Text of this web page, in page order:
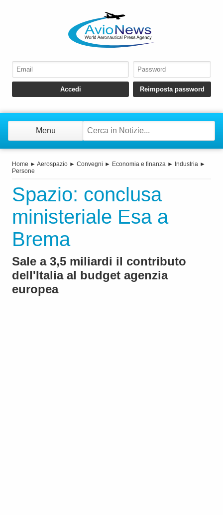
Menu
Home ► Aerospazio ► Convegni ► Economia e finanza ► Industria ►
Persone
Spazio: conclusa
ministeriale Esa a
Brema
Sale a 3,5 miliardi il contributo
dell'Italia al budget agenzia
europea